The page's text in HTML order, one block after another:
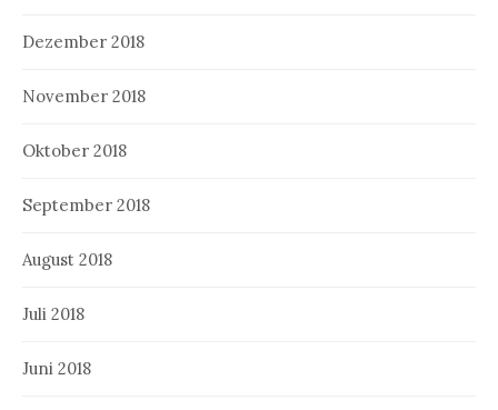
Dezember 2018
November 2018
Oktober 2018
September 2018
August 2018
Juli 2018
Juni 2018